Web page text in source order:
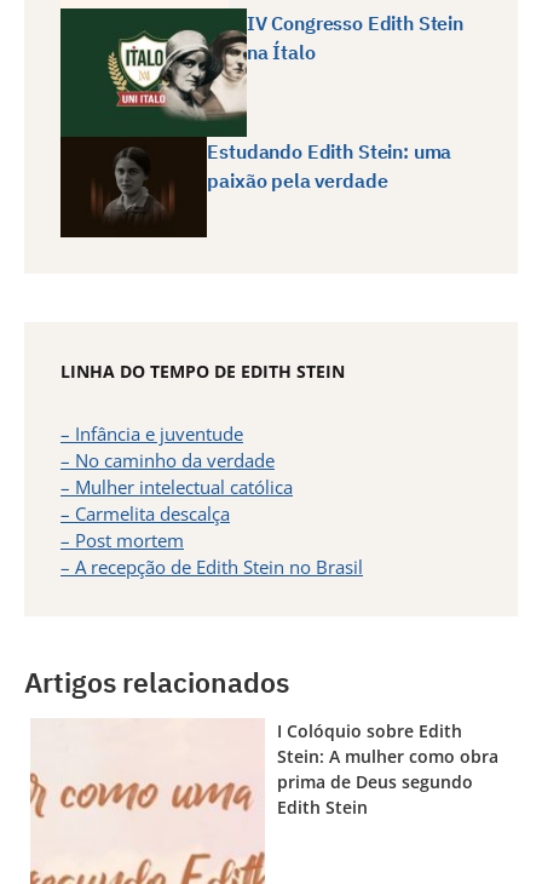
IV Congresso Edith Stein
na Ítalo
Estudando Edith Stein: uma
paixão pela verdade
LINHA DO TEMPO DE EDITH STEIN
– Infância e juventude
– No caminho da verdade
– Mulher intelectual católica
– Carmelita descalça
– Post mortem
– A recepção de Edith Stein no Brasil
Artigos relacionados
I Colóquio sobre Edith
Stein: A mulher como obra
prima de Deus segundo
Edith Stein